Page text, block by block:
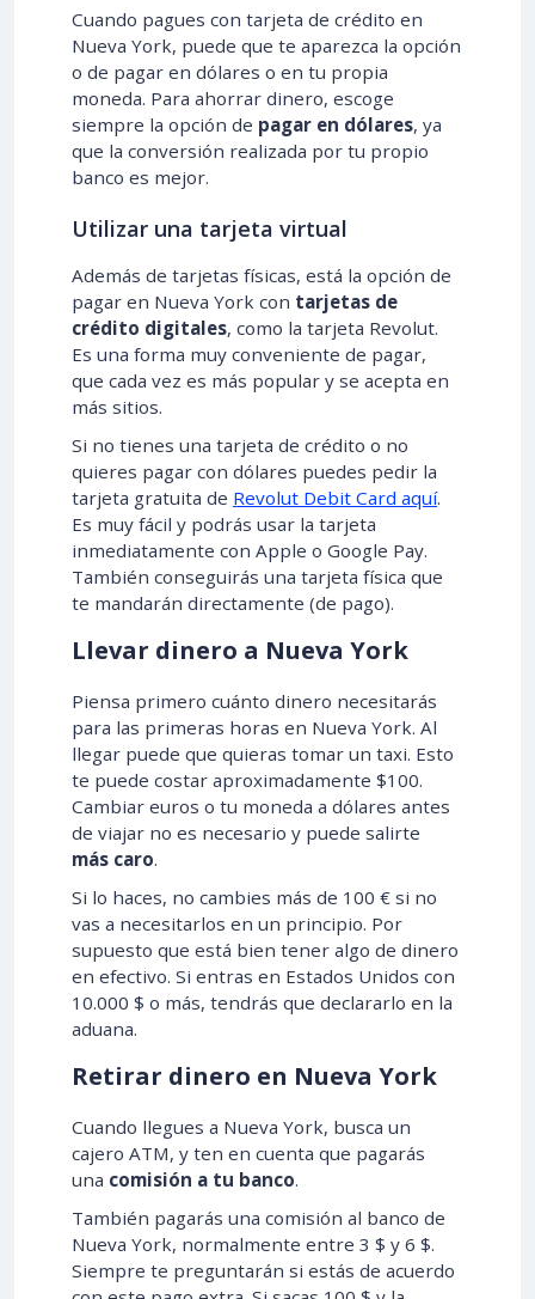
Cuando pagues con tarjeta de crédito en
Nueva York, puede que te aparezca la opción
o de pagar en dólares o en tu propia
moneda. Para ahorrar dinero, escoge
siempre la opción de pagar en dólares, ya
que la conversión realizada por tu propio
banco es mejor.
Utilizar una tarjeta virtual
Además de tarjetas físicas, está la opción de
pagar en Nueva York con tarjetas de
crédito digitales, como la tarjeta Revolut.
Es una forma muy conveniente de pagar,
que cada vez es más popular y se acepta en
más sitios.
Si no tienes una tarjeta de crédito o no
quieres pagar con dólares puedes pedir la
tarjeta gratuita de Revolut Debit Card aquí.
Es muy fácil y podrás usar la tarjeta
inmediatamente con Apple o Google Pay.
También conseguirás una tarjeta física que
te mandarán directamente (de pago).
Llevar dinero a Nueva York
Piensa primero cuánto dinero necesitarás
para las primeras horas en Nueva York. Al
llegar puede que quieras tomar un taxi. Esto
te puede costar aproximadamente $100.
Cambiar euros o tu moneda a dólares antes
de viajar no es necesario y puede salirte
más caro.
Si lo haces, no cambies más de 100 € si no
vas a necesitarlos en un principio. Por
supuesto que está bien tener algo de dinero
en efectivo. Si entras en Estados Unidos con
10.000 $ o más, tendrás que declararlo en la
aduana.
Retirar dinero en Nueva York
Cuando llegues a Nueva York, busca un
cajero ATM, y ten en cuenta que pagarás
una comisión a tu banco.
También pagarás una comisión al banco de
Nueva York, normalmente entre 3 $ y 6 $.
Siempre te preguntarán si estás de acuerdo